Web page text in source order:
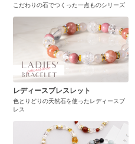
こだわりの石でつくった一点ものシリーズ
レディースブレスレット
色とりどりの天然石を使ったレディースブ
レス